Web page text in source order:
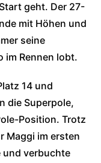
geht. Der 27-
mit Höhen und
seine
im Rennen lobt.
14 und
die Superpole,
Position. Trotz
Maggi im ersten
und verbuchte